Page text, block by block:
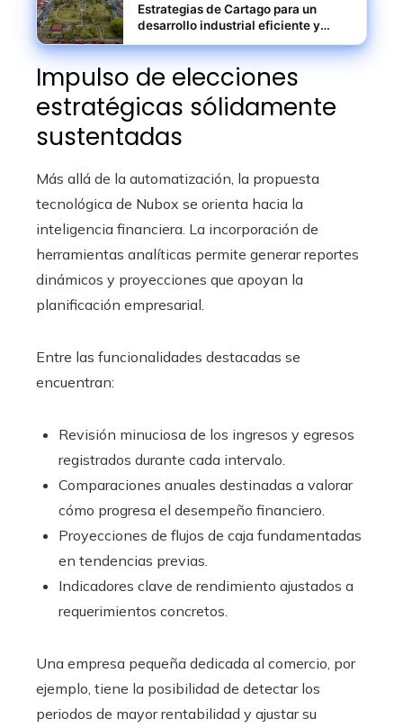
Estrategias de Cartago para un
desarrollo industrial eficiente y
resiliente
Impulso de elecciones
estratégicas sólidamente
sustentadas
Más allá de la automatización, la propuesta
tecnológica de Nubox se orienta hacia la
inteligencia financiera. La incorporación de
herramientas analíticas permite generar reportes
dinámicos y proyecciones que apoyan la
planificación empresarial.
Entre las funcionalidades destacadas se
encuentran:
Revisión minuciosa de los ingresos y egresos
registrados durante cada intervalo.
Comparaciones anuales destinadas a valorar
cómo progresa el desempeño financiero.
Proyecciones de flujos de caja fundamentadas
en tendencias previas.
Indicadores clave de rendimiento ajustados a
requerimientos concretos.
Una empresa pequeña dedicada al comercio, por
ejemplo, tiene la posibilidad de detectar los
periodos de mayor rentabilidad y ajustar su